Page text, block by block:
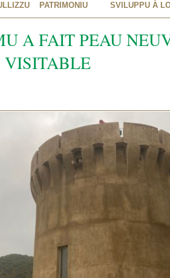
PATRIMONIU SVILUPPU À
A FAIT PEAU
VISITABLE